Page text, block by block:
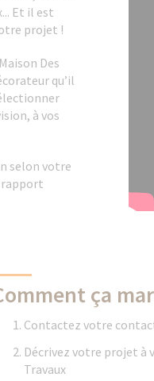
Et il est
projet !
Des
qu’il
à vos
selon votre
rapport
ça
Contactez votre
Décrivez votre projet à
Travaux